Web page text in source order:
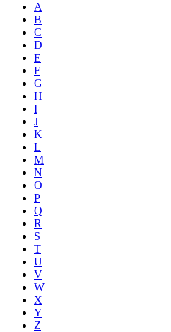
A
B
C
D
E
F
G
H
I
J
K
L
M
N
O
P
Q
R
S
T
U
V
W
X
Y
Z